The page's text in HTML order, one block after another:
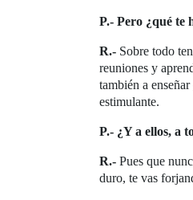
P.- Pero ¿qué te
R.- Sobre todo
reuniones y
también a
estimulante.
P.- ¿Y a ellos, a
R.- Pues que
duro, te vas